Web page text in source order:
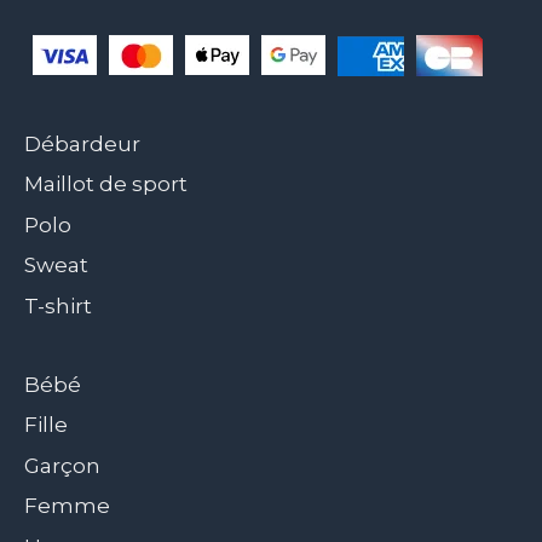
Débardeur
Maillot de sport
Polo
Sweat
T-shirt
Bébé
Fille
Garçon
Femme